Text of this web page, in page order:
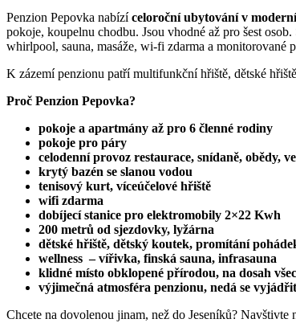
Penzion Pepovka nabízíceloroční ubytování v
pokoje, koupelnu chodbu. Jsou vhodné až pro šest
whirlpool, sauna, masáže, wi-fi zdarma a monitorované
K zázemí penzionu patří multifunkční hřiště, dětské
Proč Penzion Pepovka?
pokoje a apartmány až pro 6 členné rodiny
pokoje pro páry
celodenní provoz restaurace, snídaně, obědy,
krytý bazén se slanou vodou
tenisový kurt, víceúčelové hřiště
wifi zdarma
dobíjecí stanice pro elektromobily 2×22 Kwh
200 metrů od sjezdovky, lyžárna
dětské hřiště, dětský koutek, promítání
wellness – vířivka, finská sauna, infrasauna
klidné místo obklopené přírodou, na dosah
výjimečná atmosféra penzionu, nedá se
Chcete na dovolenou jinam, než do Jeseníků? Navštivte